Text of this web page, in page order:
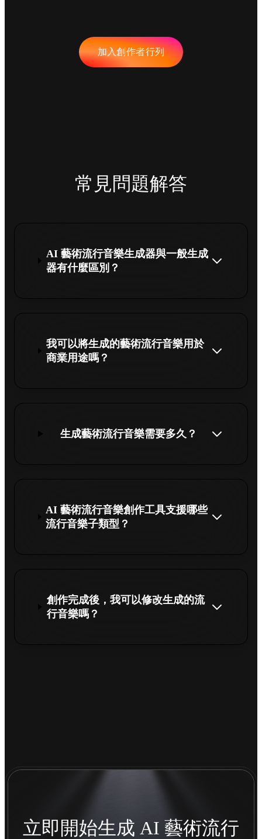
加入創作者行列
常見問題解答
AI 藝術流行音樂生成器與一般生成
器有什麼區別？
我可以將生成的藝術流行音樂用於
商業用途嗎？
生成藝術流行音樂需要多久？
AI 藝術流行音樂創作工具支援哪些
流行音樂子類型？
創作完成後，我可以修改生成的流
行音樂嗎？
立即開始生成 AI 藝術流行